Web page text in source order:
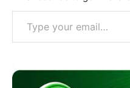
Type your email…